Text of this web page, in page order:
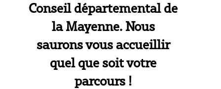
Conseil départemental de
la Mayenne. Nous
saurons vous accueillir
quel que soit votre
parcours !